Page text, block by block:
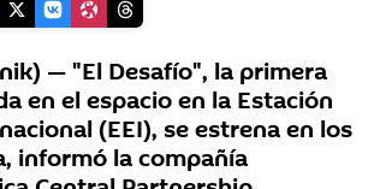
— "El Desafío", la primera
en el espacio en la Estación
(EEI), se estrena en los
informó la compañía